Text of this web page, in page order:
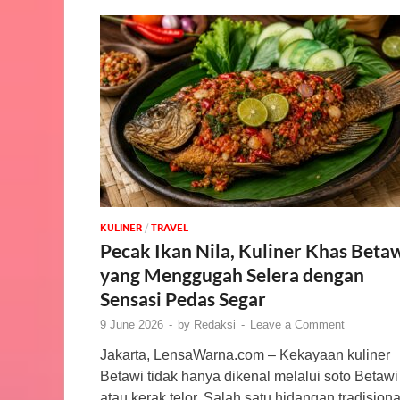
KULINER / ‎TRAVEL
Pecak Ikan Nila, Kuliner Khas
yang Menggugah Selera dengan
Sensasi Pedas Segar
9 June 2026 - by Redaksi - Leave a Comment
Jakarta, LensaWarna.com – Kekayaan kuliner
Betawi tidak hanya dikenal melalui soto Betawi